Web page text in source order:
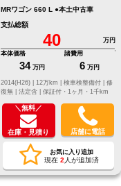
MRワゴン 660 L ●本土中古車
支払総額
40
万円
本体価格
34 万円
諸費用
6 万円
修
復無 | 法定含 | 保証付・1ヶ月・1千km
＼無料／
在庫・見積り 店舗に電話
お気に入り追加
現在 2 人が追加済